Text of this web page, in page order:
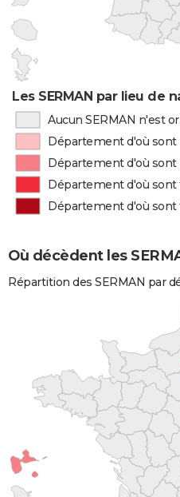
Les SERMAN par lieu de
Aucun SERMAN n'est
Département d'où sont
Département d'où sont
Département d'où sont
Département d'où sont
Où décèdent les
Répartition des SERMAN par